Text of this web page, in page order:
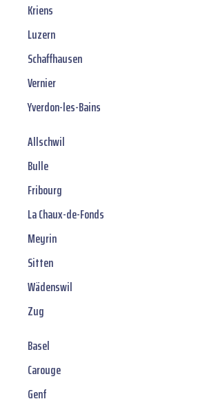
Kriens
Luzern
Schaffhausen
Vernier
Yverdon-les-Bains
Allschwil
Bulle
Fribourg
La Chaux-de-Fonds
Meyrin
Sitten
Wädenswil
Zug
Basel
Carouge
Genf